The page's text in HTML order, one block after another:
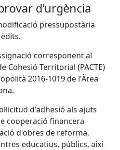
d'urgència
pressupostària
corresponent al
Cohesió Territorial (PACTE)
2016-1019 de l'Àrea
d'adhesió als ajuts
cooperació financera
d'obres de reforma,
educatius, públics, així